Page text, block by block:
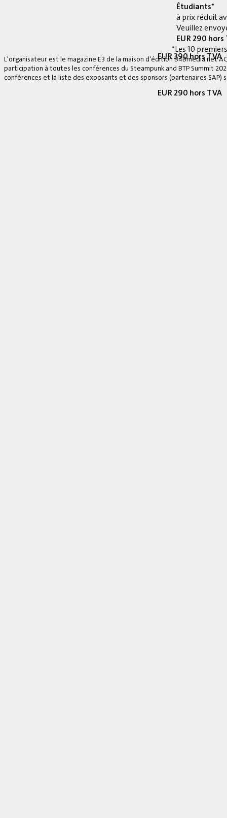
EUR 390 hors TVA
EUR 290 hors TVA
Étudiants*
à prix réduit
Veuillez
EUR 290 hors
*Les 10
L'organisateur est le magazine E3 de la maison d'édition B4Bmedia.net
participation à toutes les conférences du Steampunk and BTP Summit
conférences et la liste des exposants et des sponsors (partenaires